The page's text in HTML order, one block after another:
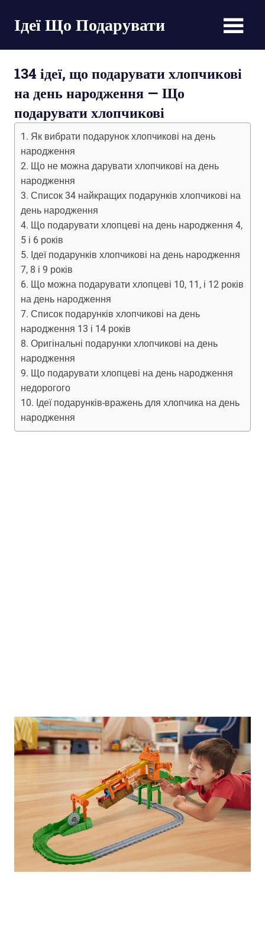
перейти
к
содержимому
Ідеї Що Подарувати
оригінальних
подарунків
на
будь-
яке
свято
134 ідеї, що подарувати хлопчикові
на день народження — Що
подарувати хлопчикові
Як вибрати подарунок хлопчикові на день
народження
Що не можна дарувати хлопчикові на день
народження
Список 34 найкращих подарунків хлопчикові на
день народження
Що подарувати хлопцеві на день народження 4,
5 і 6 років
Ідеї ​​подарунків хлопчикові на день народження
7, 8 і 9 років
Що можна подарувати хлопцеві 10, 11, і 12 років
на день народження
Список подарунків хлопчикові на день
народження 13 і 14 років
Оригінальні подарунки хлопчикові на день
народження
Що подарувати хлопцеві на день народження
недорогого
Ідеї ​​подарунків-вражень для хлопчика на день
народження